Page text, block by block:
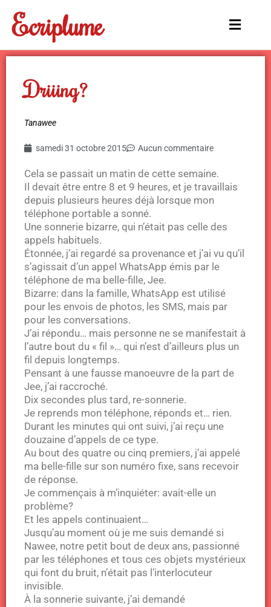
contenu
Ecriplume
Main
Driiing?
Tanawee
samedi 31 octobre 2015 Aucun commentaire
Cela se passait un matin de cette semaine.
Il devait être entre 8 et 9 heures, et je travaillais
depuis plusieurs heures déjà lorsque mon
téléphone portable a sonné.
Une sonnerie bizarre, qui n’était pas celle des
appels habituels.
Étonnée, j’ai regardé sa provenance et j’ai vu qu’il
s’agissait d’un appel WhatsApp émis par le
téléphone de ma belle-fille, Jee.
Bizarre: dans la famille, WhatsApp est utilisé
pour les envois de photos, les SMS, mais par
pour les conversations.
J’ai répondu… mais personne ne se manifestait à
l’autre bout du « fil »… qui n’est d’ailleurs plus un
fil depuis longtemps.
Pensant à une fausse manoeuvre de la part de
Jee, j’ai raccroché.
Dix secondes plus tard, re-sonnerie.
Je reprends mon téléphone, réponds et… rien.
Durant les minutes qui ont suivi, j’ai reçu une
douzaine d’appels de ce type.
Au bout des quatre ou cinq premiers, j’ai appelé
ma belle-fille sur son numéro fixe, sans recevoir
de réponse.
Je commençais à m’inquiéter: avait-elle un
problème?
Et les appels continuaient…
Jusqu’au moment où je me suis demandé si
Nawee, notre petit bout de deux ans, passionné
par les téléphones et tous ces objets mystérieux
qui font du bruit, n’était pas l’interlocuteur
invisible.
À la sonnerie suivante, j’ai demandé